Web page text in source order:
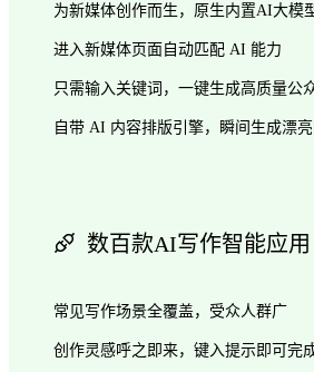
为新媒体创作而生，原生内置AI大模
进入新媒体页面自动匹配 AI 能力
只需输入关键词，一键生成高质量公
自带 AI 内容排版引擎，瞬间生成漂
数百款AI写作智能应用
常见写作场景全覆盖，受众人群广
创作灵感呼之即来，键入提示即可完